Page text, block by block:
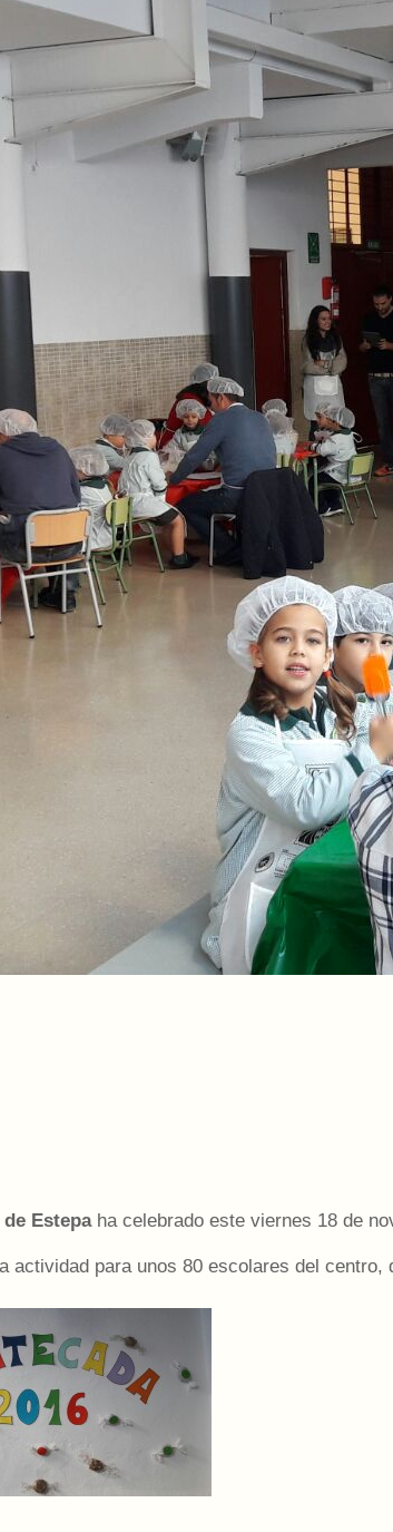
Estepaha celebrado este viernes 18 de
actividad para unos 80 escolares del